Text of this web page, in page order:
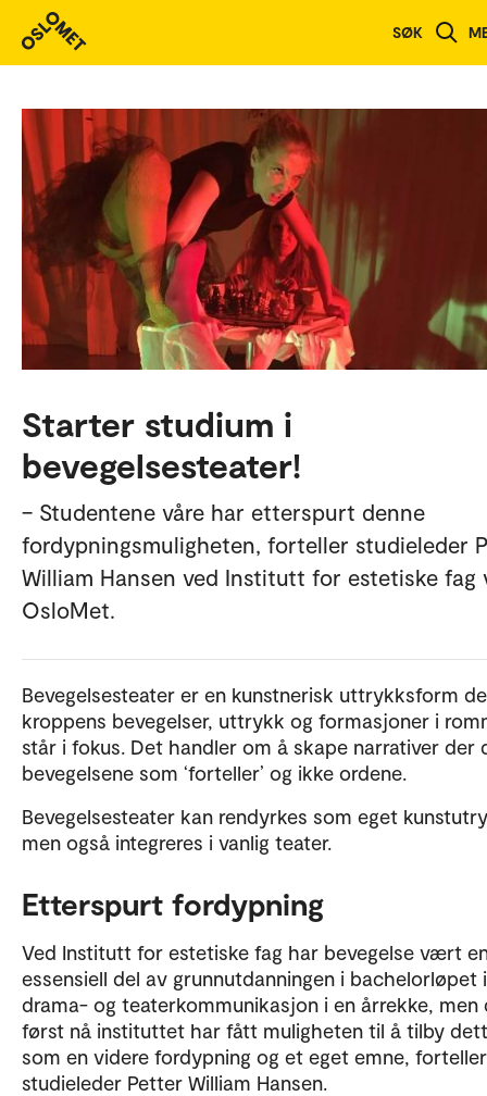
SØK
Starter studium i
bevegelsesteater!
– Studentene våre har etterspurt denne
fordypningsmuligheten, forteller studieleder
William Hansen ved Institutt for estetiske fag
OsloMet.
Bevegelsesteater er en kunstnerisk uttrykksform
kroppens bevegelser, uttrykk og formasjoner i
står i fokus. Det handler om å skape narrativer der
bevegelsene som ‘forteller’ og ikke ordene.
Bevegelsesteater kan rendyrkes som eget
men også integreres i vanlig teater.
Etterspurt fordypning
Ved Institutt for estetiske fag har bevegelse vært
essensiell del av grunnutdanningen i bachelorløpet i
drama- og teaterkommunikasjon i en årrekke, men
først nå instituttet har fått muligheten til å tilby
som en videre fordypning og et eget emne, forteller
studieleder Petter William Hansen.